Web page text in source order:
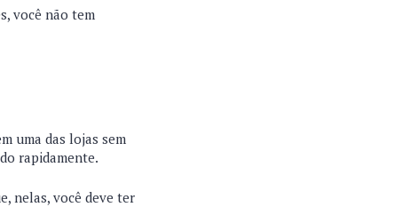
você não tem
uma das lojas sem
rapidamente.
nelas, você deve ter